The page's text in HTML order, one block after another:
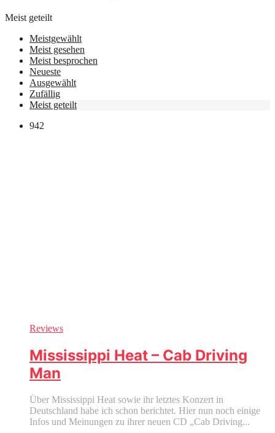
Meist geteilt
Meistgewählt
Meist gesehen
Meist besprochen
Neueste
Ausgewählt
Zufällig
Meist geteilt
942
Reviews
Mississippi Heat – Cab Driving
Man
Über Mississippi Heat sowie ihr letztes Konzert in
Deutschland habe ich schon berichtet. Hier nun noch einige
Infos und Meinungen zu ihrer neuen CD „Cab Driving...